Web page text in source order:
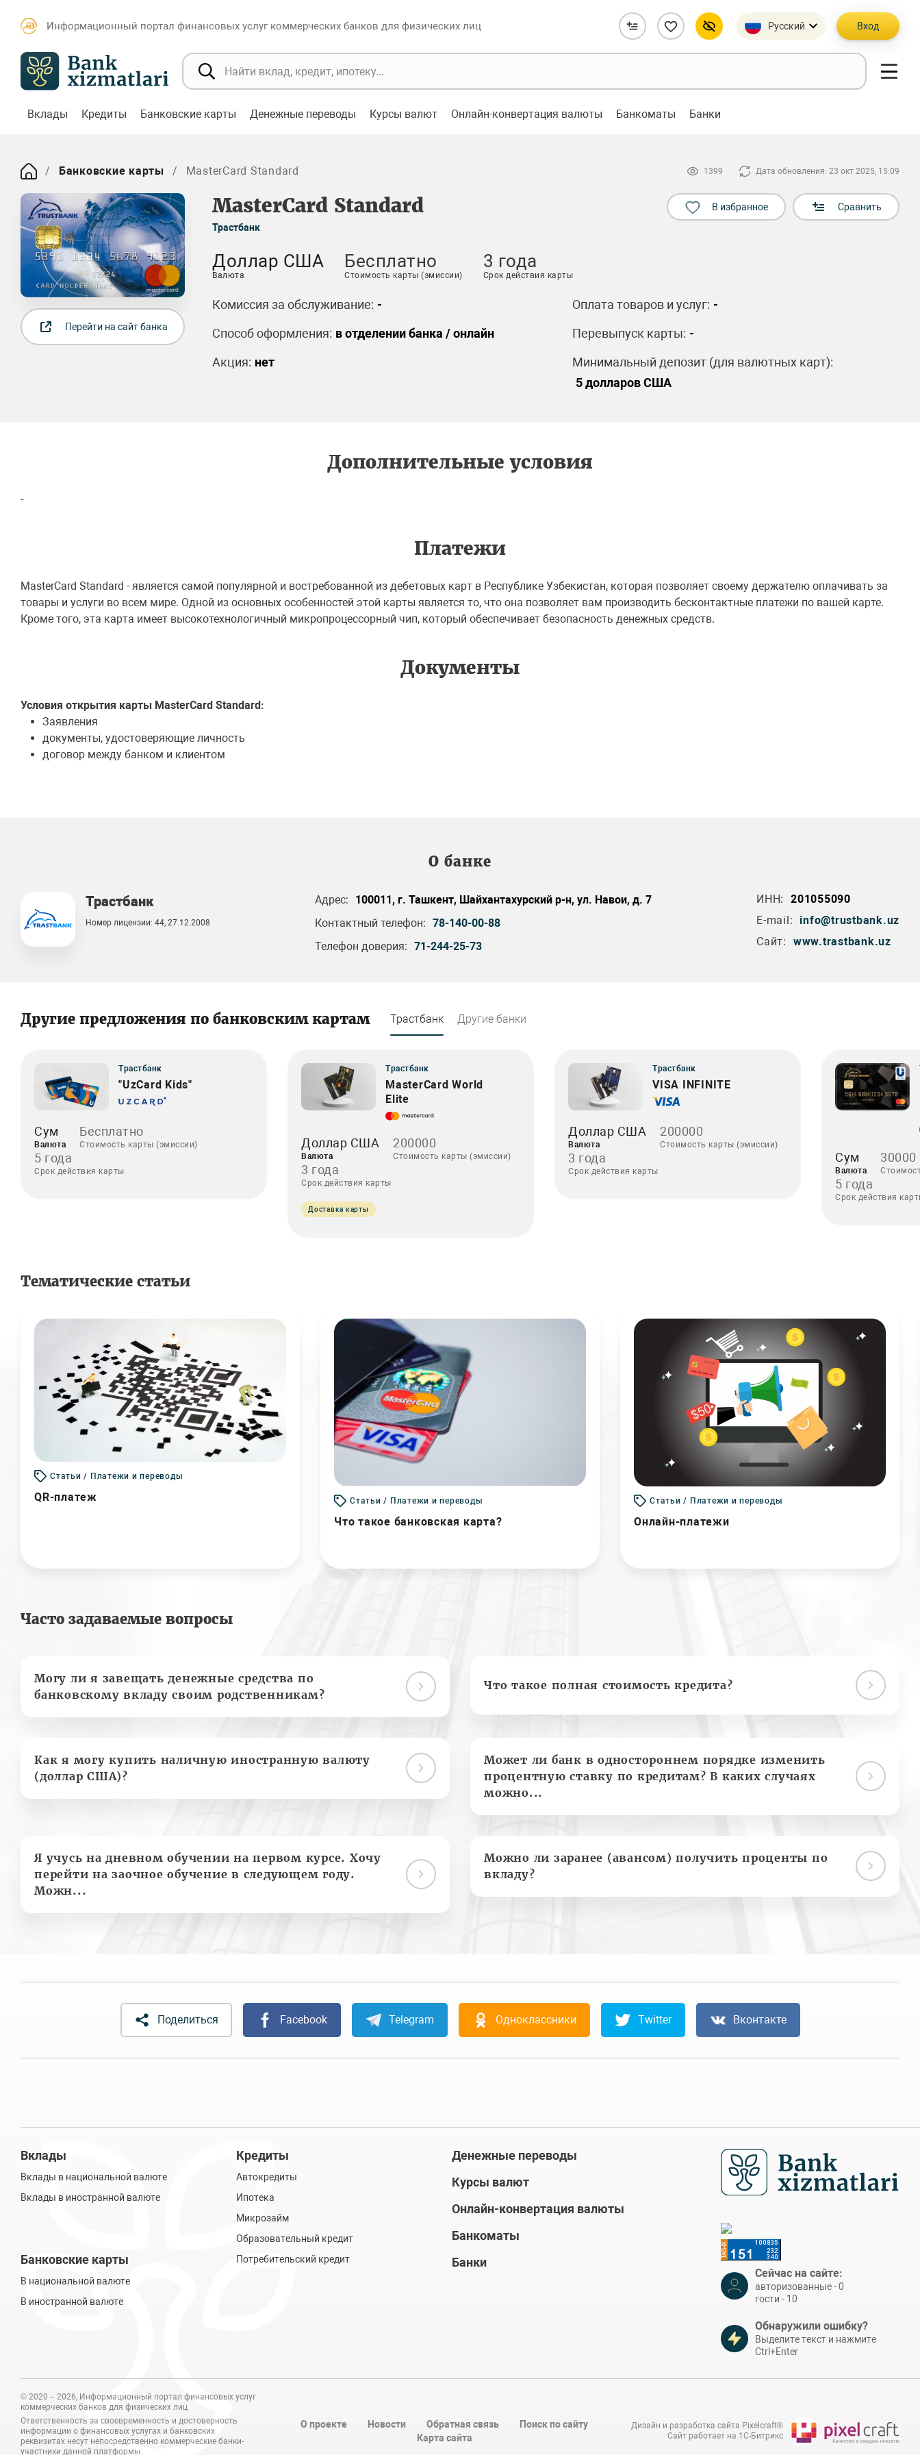
Информационный портал финансовых услуг коммерческих банков для физических лиц Русский Вход
Вклады Кредиты Банковские карты Денежные переводы Курсы валют Онлайн-конвертация валюты Банкоматы Банки
Банковские карты MasterCard Standard 1399 Дата обновления: 23 окт 2025, 15:09
MasterCard Standard
Трастбанк
В избранное Сравнить
Перейти на сайт банка
Доллар США
Валюта
Бесплатно
Стоимость карты (эмиссии)
3 года
Срок действия карты
Комиссия за обслуживание: - Оплата товаров и услуг: -
Способ оформления: в отделении банка / онлайн Перевыпуск карты: -
Акция: нет
Минимальный депозит (для валютных карт):
5 долларов США
Дополнительные условия
-
Платежи
MasterCard Standard - является самой популярной и востребованной из дебетовых карт в Республике Узбекистан, которая позволяет своему держателю оплачивать за
товары и услуги во всем мире. Одной из основных особенностей этой карты является то, что она позволяет вам производить бесконтактные платежи по вашей карте.
Кроме того, эта карта имеет высокотехнологичный микропроцессорный чип, который обеспечивает безопасность денежных средств.
Документы
Условия открытия карты MasterCard Standard:
Заявления
документы, удостоверяющие личность
договор между банком и клиентом
О банке
Трастбанк
Номер лицензии: 44, 27.12.2008
Адрес:
100011, г. Ташкент, Шайхантахурский р-н, ул. Навои, д. 7
Контактный телефон: 78-140-00-88
Телефон доверия: 71-244-25-73
ИНН:
201055090
E-mail:
info@trustbank.uz
Сайт:
www.trastbank.uz
Другие предложения по банковским картам Трастбанк Другие банки
Трастбанк
"UzCard Kids"
Сум
Валюта
Бесплатно
Стоимость карты (эмиссии)
5 года
Срок действия карты
Трастбанк
MasterCard World
Elite
Доллар США
Валюта
200000
Стоимость карты (эмиссии)
3 года
Срок действия карты
Доставка карты
Трастбанк
VISA INFINITE
Доллар США
Валюта
200000
Стоимость карты (эмиссии)
3 года
Срок действия карты
Сум
Валюта
30000
5 года
Срок действия
Тематические статьи
Статьи / Платежи и переводы
QR-платеж Статьи / Платежи и переводы
Что такое банковская карта?
Статьи / Платежи и переводы
Онлайн-платежи
Часто задаваемые вопросы
Могу ли я завещать денежные средства по
банковскому вкладу своим родственникам?
Что такое полная стоимость кредита?
Как я могу купить наличную иностранную валюту
(доллар США)?
Может ли банк в одностороннем порядке изменить
процентную ставку по кредитам? В каких случаях
можно...
Я учусь на дневном обучении на первом курсе. Хочу
перейти на заочное обучение в следующем году.
Можн...
Можно ли заранее (авансом) получить проценты по
вкладу?
Поделиться Facebook Telegram Одноклассники Twitter Вконтакте
Вклады
Вклады в национальной валюте
Вклады в иностранной валюте
Банковские карты
В национальной валюте
В иностранной валюте
Кредиты
Автокредиты
Ипотека
Микрозайм
Образовательный кредит
Потребительский кредит
Денежные переводы
Курсы валют
Онлайн-конвертация валюты
Банкоматы
Банки
Сейчас на сайте:
авторизованные - 0
гости - 10
Обнаружили ошибку?
Выделите текст и нажмите
Ctrl+Enter
© 2020 – 2026, Информационный портал финансовых услуг
коммерческих банков для физических лиц
Ответственность за своевременность и достоверность
информации о финансовых услугах и банковских
реквизитах несут непосредственно коммерческие банки-
участники данной платформы.
О проекте Новости Обратная связь
Поиск по сайту
Карта сайта
Дизайн и разработка сайта Pixelcraft®
Сайт работает на 1C-Битрикс